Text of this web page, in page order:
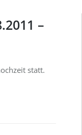
–
statt.